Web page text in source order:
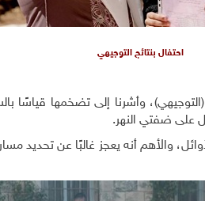
احتفال بنتائج التوجيهي
(التوجيهي)، وأشرنا إلى تضخمها
أن يكون من العشرة الأوائل، والأهم أنه يعجز غالبًا